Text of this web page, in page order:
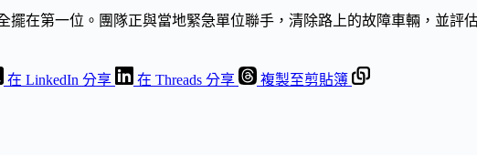
擺在第一位。團隊正與當地緊急單位聯手，清除路上的故障車輛，並評
在 LinkedIn 分享 在 Threads 分享 複製至剪貼簿